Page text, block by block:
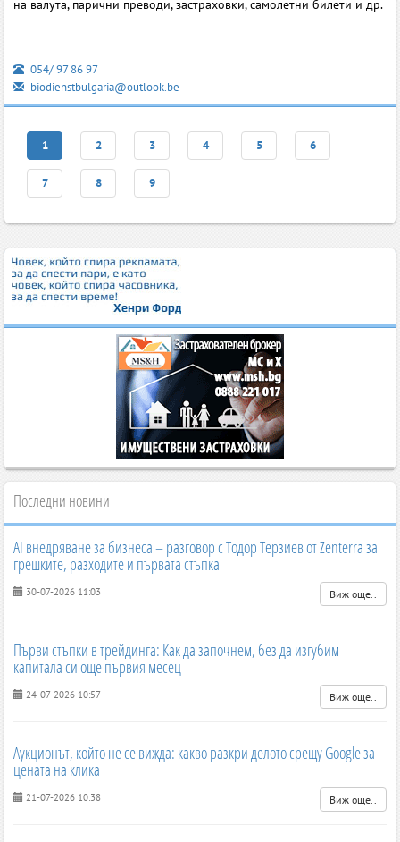
на валута, парични преводи, застраховки, самолетни билети и др.
054/ 97 86 97
biodienstbulgaria@outlook.be
1 2 3 4 5 6
7 8 9
Последни новини
AI внедряване за бизнеса – разговор с Тодор Терзиев от Zenterra за
грешките, разходите и първата стъпка
30-07-2026 11:03 Виж още..
Първи стъпки в трейдинга: Как да започнем, без да изгубим
капитала си още първия месец
24-07-2026 10:57 Виж още..
Аукционът, който не се вижда: какво разкри делото срещу Google за
цената на клика
21-07-2026 10:38 Виж още..